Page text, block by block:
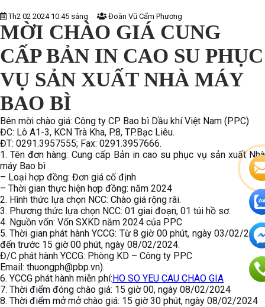
Th2 02 2024 10:45 sáng Đoàn Vũ Cẩm Phương
MỜI CHÀO GIÁ CUNG
CẤP BẢN IN CAO SU PHỤC
VỤ SẢN XUẤT NHÀ MÁY
BAO BÌ
Bên mời chào giá: Công ty CP Bao bì Dầu khí Việt Nam (PPC)
ĐC: Lô A1-3, KCN Trà Kha, P.8, TP.Bạc Liêu.
ĐT: 0291.3957555; Fax: 0291.3957666.
1. Tên đơn hàng: Cung cấp Bản in cao su phục vụ sản xuất Nhà
máy Bao bì
– Loại hợp đồng: Đơn giá cố định
– Thời gian thực hiện hợp đồng: năm 2024
2. Hình thức lựa chọn NCC: Chào giá rộng rãi.
3. Phương thức lựa chọn NCC: 01 giai đoạn, 01 túi hồ sơ.
4. Nguồn vốn: Vốn SXKD năm 2024 của PPC
5. Thời gian phát hành YCCG: Từ 8 giờ 00 phút, ngày 03/02/2024
đến trước 15 giờ 00 phút, ngày 08/02/2024.
Đ/C phát hành YCCG: Phòng KD – Công ty PPC
Email: thuongph@pbp.vn).
6. YCCG phát hành miễn phí:HO SO YEU CAU CHAO GIA
7. Thời điểm đóng chào giá: 15 giờ 00, ngày 08/02/2024
8. Thời điểm mở mở chào giá: 15 giờ 30 phút, ngày 08/02/2024